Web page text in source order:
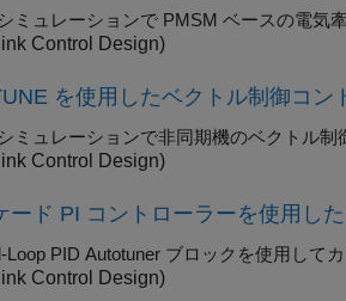
ミュレーションで PMSM ベースの電気
Control Design)
を使用したベクトル制御コン
ミュレーションで非同期機のベクトル制
Control Design)
ード PI コントローラーを使用し
Loop PID Autotuner ブロックを使用して
Control Design)